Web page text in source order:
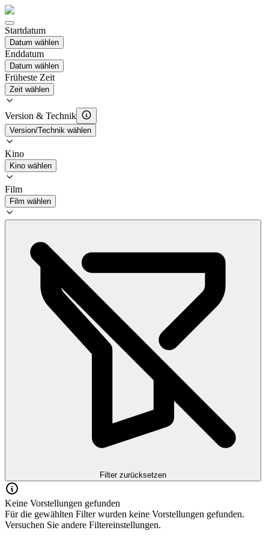
Startdatum
Datum wählen
Enddatum
Datum wählen
Früheste Zeit
Zeit wählen
Version & Technik
Version/Technik wählen
Kino
Kino wählen
Film
Film wählen
Filter zurücksetzen
Keine Vorstellungen gefunden
Für die gewählten Filter wurden keine Vorstellungen gefunden.
Versuchen Sie andere Filtereinstellungen.